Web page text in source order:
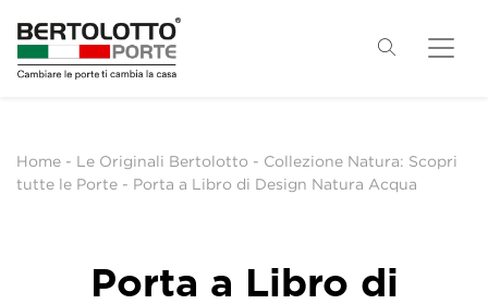
Home - Le Originali Bertolotto - Collezione Natura: Scopri
tutte le Porte - Porta a Libro di Design Natura Acqua
Porta a Libro di